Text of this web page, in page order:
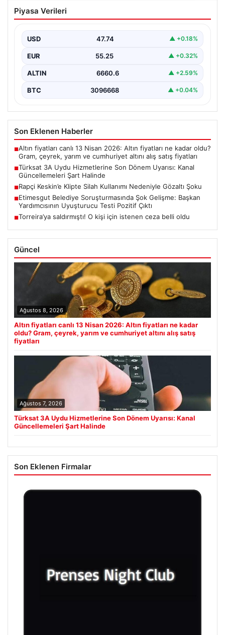
Türksat 3A Uydu Hizmetlerine Son
Dönem Uyarısı: Kanal Güncellemeleri
Türksat 3A uydusu, uzun yıllar boyunca Türkiye'nin
Piyasa Verileri
USD 47.74 ▲ +0.18%
EUR 55.25 ▲ +0.32%
ALTIN 6660.6 ▲ +2.59%
BTC 3096668 ▲ +0.04%
Son Eklenen Haberler
■Altın fiyatları canlı 13 Nisan 2026: Altın fiyatları ne kadar oldu?
Gram, çeyrek, yarım ve cumhuriyet altını alış satış fiyatları
■Türksat 3A Uydu Hizmetlerine Son Dönem Uyarısı: Kanal
Güncellemeleri Şart Halinde
■Rapçi Keskin’e Klipte Silah Kullanımı Nedeniyle Gözaltı Şoku
■Etimesgut Belediye Soruşturmasında Şok Gelişme: Başkan
Yardımcısının Uyuşturucu Testi Pozitif Çıktı
■Torreira’ya saldırmıştı! O kişi için istenen ceza belli oldu
Güncel
Ağustos 8, 2026
Altın fiyatları canlı 13 Nisan 2026: Altın fiyatları ne kadar
oldu? Gram, çeyrek, yarım ve cumhuriyet altını alış satış
fiyatları
Ağustos 7, 2026
Türksat 3A Uydu Hizmetlerine Son Dönem Uyarısı: Kanal
Güncellemeleri Şart Halinde
Son Eklenen Firmalar